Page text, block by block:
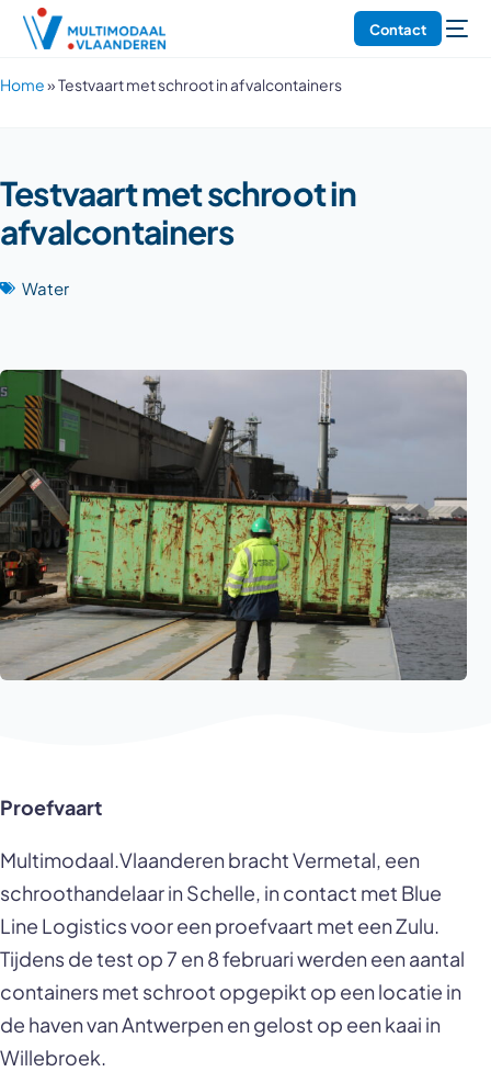
Contact
Home»Testvaart met schroot in afvalcontainers
Testvaart met schroot in
afvalcontainers
Water
Proefvaart
Multimodaal.Vlaanderen bracht Vermetal, een
schroothandelaar in Schelle, in contact met Blue
Line Logistics voor een proefvaart met een Zulu.
Tijdens de test op 7 en 8 februari werden een aantal
containers met schroot opgepikt op een locatie in
de haven van Antwerpen en gelost op een kaai in
Willebroek.